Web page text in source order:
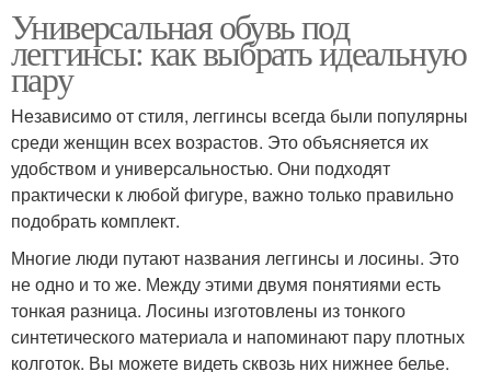
Универсальная обувь под
леггинсы: как выбрать идеальную
пару
Независимо от стиля, леггинсы всегда были популярны
среди женщин всех возрастов. Это объясняется их
удобством и универсальностью. Они подходят
практически к любой фигуре, важно только правильно
подобрать комплект.
Многие люди путают названия леггинсы и лосины. Это
не одно и то же. Между этими двумя понятиями есть
тонкая разница. Лосины изготовлены из тонкого
синтетического материала и напоминают пару плотных
колготок. Вы можете видеть сквозь них нижнее белье.